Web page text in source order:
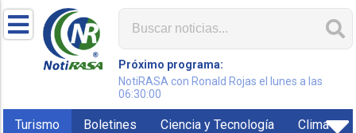
Próximo programa:
NotiRASA con Ronald Rojas el lunes a las
06:30:00
Turismo Boletines Ciencia y Tecnología Clima